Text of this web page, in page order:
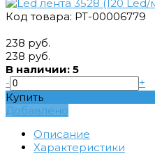
Код товара: РТ-00006779
238 руб.
238 руб.
В наличии: 5
-
+
Купить
Добавлено
Описание
Характеристики